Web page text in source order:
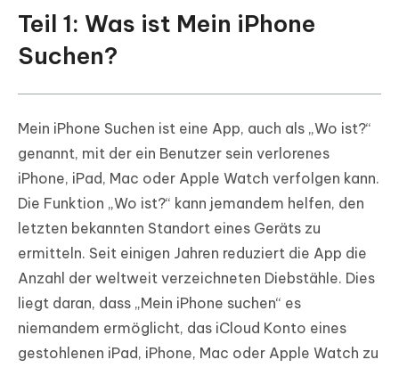
Teil 1: Was ist Mein iPhone
Suchen?
Mein iPhone Suchen ist eine App, auch als „Wo ist?“
genannt, mit der ein Benutzer sein verlorenes
iPhone, iPad, Mac oder Apple Watch verfolgen kann.
Die Funktion „Wo ist?“ kann jemandem helfen, den
letzten bekannten Standort eines Geräts zu
ermitteln. Seit einigen Jahren reduziert die App die
Anzahl der weltweit verzeichneten Diebstähle. Dies
liegt daran, dass „Mein iPhone suchen“ es
niemandem ermöglicht, das iCloud Konto eines
gestohlenen iPad, iPhone, Mac oder Apple Watch zu